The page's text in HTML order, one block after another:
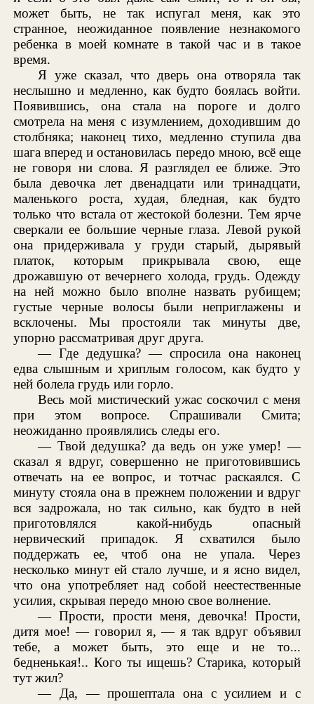
может быть, не так испугал меня, как это
странное, неожиданное появление незнакомого
ребенка в моей комнате в такой час и в такое
время.
Я уже сказал, что дверь она отворяла так
неслышно и медленно, как будто боялась войти.
Появившись, она стала на пороге и долго
смотрела на меня с изумлением, доходившим до
столбняка; наконец тихо, медленно ступила два
шага вперед и остановилась передо мною, всё еще
не говоря ни слова. Я разглядел ее ближе. Это
была девочка лет двенадцати или тринадцати,
маленького роста, худая, бледная, как будто
только что встала от жестокой болезни. Тем ярче
сверкали ее большие черные глаза. Левой рукой
она придерживала у груди старый, дырявый
платок, которым прикрывала свою, еще
дрожавшую от вечернего холода, грудь. Одежду
на ней можно было вполне назвать рубищем;
густые черные волосы были неприглажены и
всклочены. Мы простояли так минуты две,
упорно рассматривая друг друга.
— Где дедушка? — спросила она наконец
едва слышным и хриплым голосом, как будто у
ней болела грудь или горло.
Весь мой мистический ужас соскочил с меня
при этом вопросе. Спрашивали Смита;
неожиданно проявлялись следы его.
— Твой дедушка? да ведь он уже умер! —
сказал я вдруг, совершенно не приготовившись
отвечать на ее вопрос, и тотчас раскаялся. С
минуту стояла она в прежнем положении и вдруг
вся задрожала, но так сильно, как будто в ней
приготовлялся какой-нибудь опасный
нервический припадок. Я схватился было
поддержать ее, чтоб она не упала. Через
несколько минут ей стало лучше, и я ясно видел,
что она употребляет над собой неестественные
усилия, скрывая передо мною свое волнение.
— Прости, прости меня, девочка! Прости,
дитя мое! — говорил я, — я так вдруг объявил
тебе, а может быть, это еще и не то...
бедненькая!.. Кого ты ищешь? Старика, который
тут жил?
— Да, — прошептала она с усилием и с